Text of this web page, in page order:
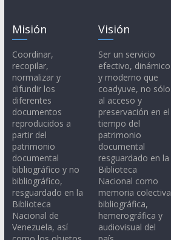
Misión
Coordinar,
recopilar,
normalizar y
difundir los
diferentes
documentos
reproducidos a
partir del
patrimonio
documental
bibliográfico y no
bibliográfico,
resguardado en la
Biblioteca
Nacional de
Venezuela, así
Visión
Ser un servicio
efectivo, dinámico
y moderno que
coadyuve, no sólo
al acceso y
preservación en el
tiempo del
patrimonio
documental
resguardado en la
Biblioteca
Nacional como
memoria colectiva
bibliográfica,
hemerográfica y
audiovisual del